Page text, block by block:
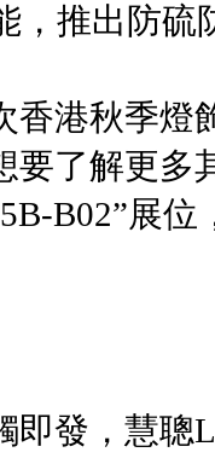
，推出防硫
港秋季燈
要了解更多
B02”展位
發，慧聰